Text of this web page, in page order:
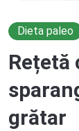
Dieta paleo
Rețetă
grătar